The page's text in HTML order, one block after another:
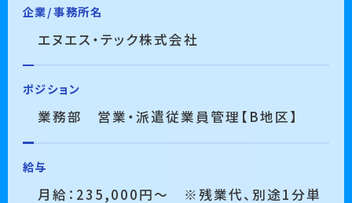
企業/事務所名
エヌエス・テック株式会社
ポジション
業務部 営業・派遣従業員管理【B地区】
給与
月給：235,000円～ ※残業代、別途1分単